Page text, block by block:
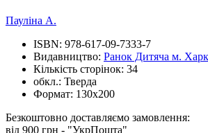
Пауліна А.
ISBN: 978-617-09-7333-7
Видавництво: Ранок Дитяча м.
Кількість сторінок: 34
обкл.: Тверда
Формат: 130х200
Безкоштовно доставляємо замовлення:
від 900 грн - "УкрПошта"